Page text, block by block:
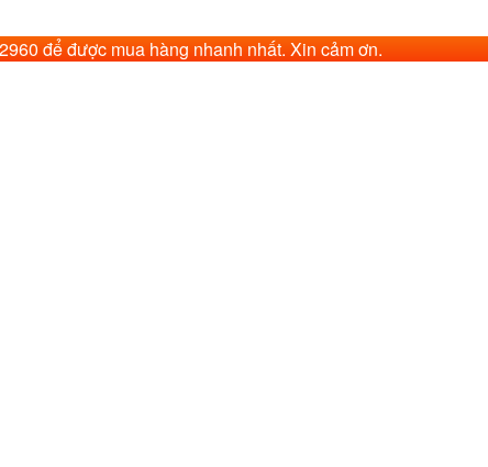
để được mua hàng nhanh nhất. Xin cảm ơn.